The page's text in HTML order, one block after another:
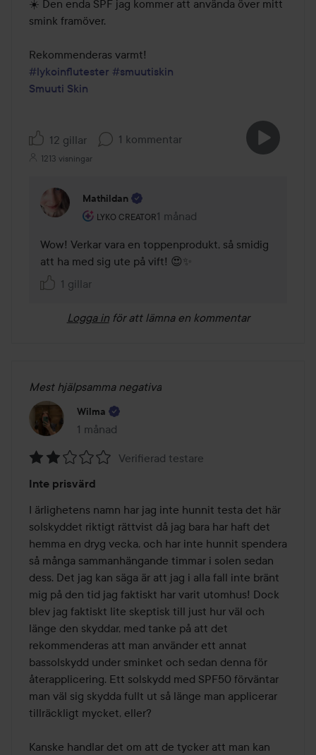
☀️ Den enda SPF jag kommer att använda över mitt
smink framöver.
#lykoinflutester #smuutiskin
Smuuti Skin
12 gillar 1 kommentar
1213 visningar
Mathildan
LYKO CREATOR
Användarens roll: Lyko Creator.
1 månad
Kommentaren lades 1 månad
Wow! Verkar vara en toppenprodukt, så smidig
att ha med sig ute på vift! 😍✨
1 gillar
Logga in för att lämna en kommentar
Mest hjälpsamma negativa
Wilma
1 månad
Inlägget skapades 1 månad
2
av
5
Verifierad testare
Inte prisvärd
I ärlighetens namn har jag inte hunnit testa det här
solskyddet riktigt rättvist då jag bara har haft det
hemma en dryg vecka, och har inte hunnit spendera
så många sammanhängande timmar i solen sedan
dess. Det jag kan säga är att jag i alla fall inte bränt
mig på den tid jag faktiskt har varit utomhus! Dock
blev jag faktiskt lite skeptisk till just hur väl och
länge den skyddar, med tanke på att det
rekommenderas att man använder ett annat
bassolskydd under sminket och sedan denna för
återapplicering. Ett solskydd med SPF50 förväntar
man väl sig skydda fullt ut så länge man applicerar
tillräckligt mycket, eller?
Kanske handlar det om att de tycker att man kan